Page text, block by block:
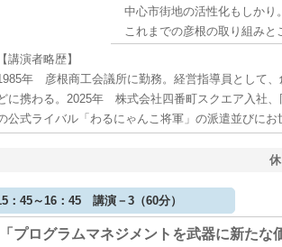
中心市街地の活性化もしかり。
これまでの彦根の取り組みと
講演者略歴】
年 彦根商工会議所に勤務。経営指導員として
に携わる。2025年 株式会社四番町スクエア入社、
公式ライバル「わるにゃんこ将軍」の派遣並びにお
：45～16：45 講演－3（60分）
「プログラムマネジメントを武器に新たな